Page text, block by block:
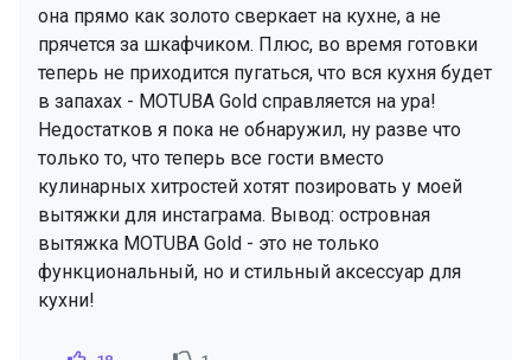
она прямо как золото сверкает на кухне, а не
прячется за шкафчиком. Плюс, во время готовки
теперь не приходится пугаться, что вся кухня будет
в запахах - MOTUBA Gold справляется на ура!
Недостатков я пока не обнаружил, ну разве что
только то, что теперь все гости вместо
кулинарных хитростей хотят позировать у моей
вытяжки для инстаграма. Вывод: островная
вытяжка MOTUBA Gold - это не только
функциональный, но и стильный аксессуар для
кухни!